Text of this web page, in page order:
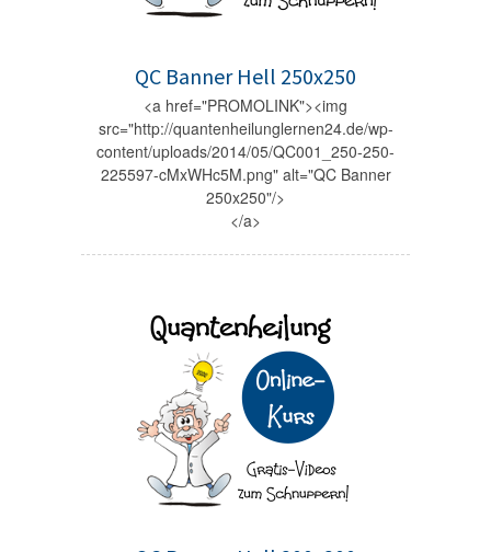
QC Banner Hell 250x250
<a href="PROMOLINK"><img
src="http://quantenheilunglernen24.de/wp-
content/uploads/2014/05/QC001_250-250-
225597-cMxWHc5M.png" alt="QC Banner
250x250"/>
</a>